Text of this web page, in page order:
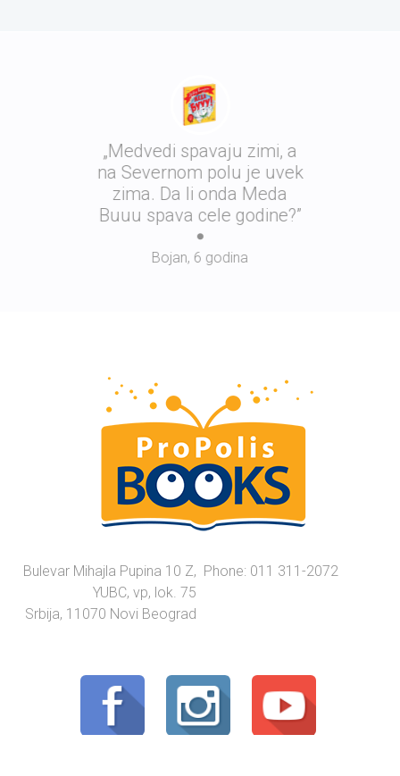
„Medvedi spavaju zimi, a
na Severnom polu je uvek
zima. Da li onda Meda
Buuu spava cele godine?”
Bojan, 6 godina
Phone: 011 311-2072
Bulevar Mihajla Pupina 10 Z,
YUBC, vp, lok. 75
Srbija, 11070 Novi Beograd